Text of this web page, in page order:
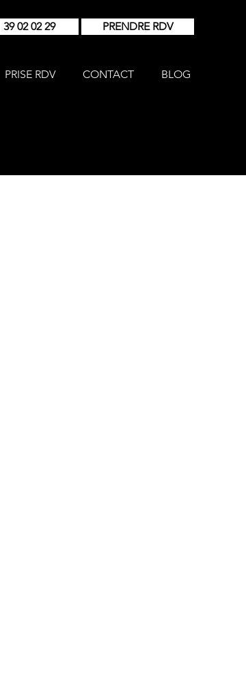
39 02 02 29 PRENDRE RDV
PRISE RDV CONTACT BLOG